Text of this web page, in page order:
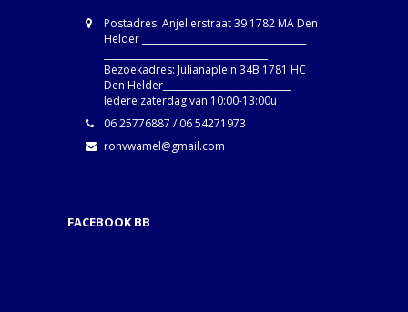
Postadres: Anjelierstraat 39 1782 MA Den
Helder ____________________________________
Bezoekadres: Julianaplein 34B 1781 HC
Den Helder____________________________
Iedere zaterdag van 10:00-13:00u
06 25776887 / 06 54271973
ronvwamel@gmail.com
FACEBOOK BB